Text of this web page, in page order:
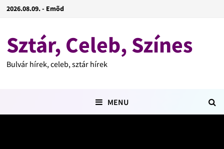
2026.08.09. - Emõd
Sztár, Celeb, Színes
Bulvár hírek, celeb, sztár hírek
MENU